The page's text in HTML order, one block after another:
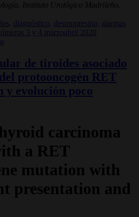
Instituto Urológico Madrileño.
diagnóstico, desmopresina, alarmas
3 y 4 marzoabril 2020
de tiroides asociado
protooncogén RET
y evolución poco
carcinoma
a RET
mutation with
presentation and